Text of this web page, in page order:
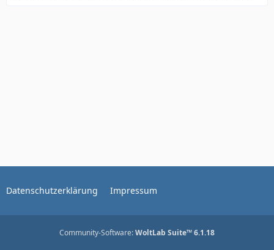
Datenschutzerklärung Impressum
Community-Software:WoltLab Suite™ 6.1.18